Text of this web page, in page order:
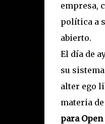
empresa,
política a
abierto.
El día de
su
alter ego
materia
para